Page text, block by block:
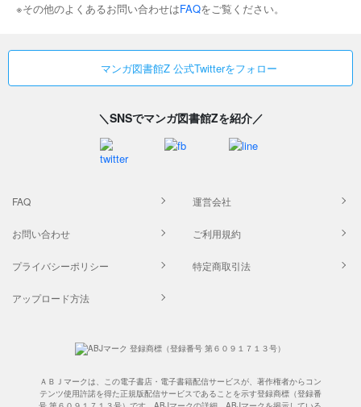
※その他のよくあるお問い合わせはFAQをご覧ください。
マンガ図書館Z 公式Twitterをフォロー
＼SNSでマンガ図書館Zを紹介／
FAQ 運営会社
お問い合わせ ご利用規約
プライバシーポリシー 特定商取引法
アップロード方法
ＡＢＪマークは、この電子書店・電子書籍配信サービスが、著作権者からコン
テンツ使用許諾を得た正規版配信サービスであることを示す登録商標（登録番